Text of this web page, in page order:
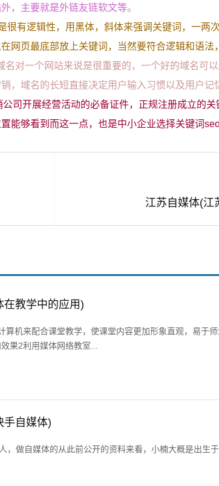
，主要就是外链友链软文等。
很有逻辑性，用黑体，斜体来强调关键词，一两
网页最底部放上关键词，当然要符合逻辑和语法
对一个网站来说是很重要的，一个好的域名可
，域名的长短直接决定用户输入习惯以及用户记
司开展经营活动的必备证件，正规注册成立的
能够看到而这一点，也是中小企业选择关键词
江苏自媒体(江
在教学中的应用)
算机来配合课堂教学，使课堂内容更加形象直观，易于师
果2利用媒体网络教室...
手自媒体)
，做自媒体的从此前公开的资料来看，小楠大概是出生